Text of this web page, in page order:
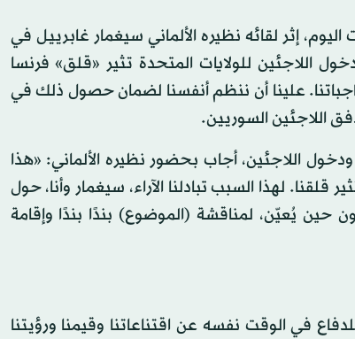
إثر لقائه نظيره الألماني سيغمار غابرييل في
اللاجئين للولايات المتحدة تثير «قلق» فرنسا
علينا أن ننظم أنفسنا لضمان حصول ذلك في
اللاجئين السوريين.
اللاجئين، أجاب بحضور نظيره الألماني: «هذا
قلقنا. لهذا السبب تبادلنا الآراء، سيغمار وأنا، حول
يُعيّن، لمناقشة (الموضوع) بندًا بندًا وإقامة
في الوقت نفسه عن اقتناعاتنا وقيمنا ورؤيتنا